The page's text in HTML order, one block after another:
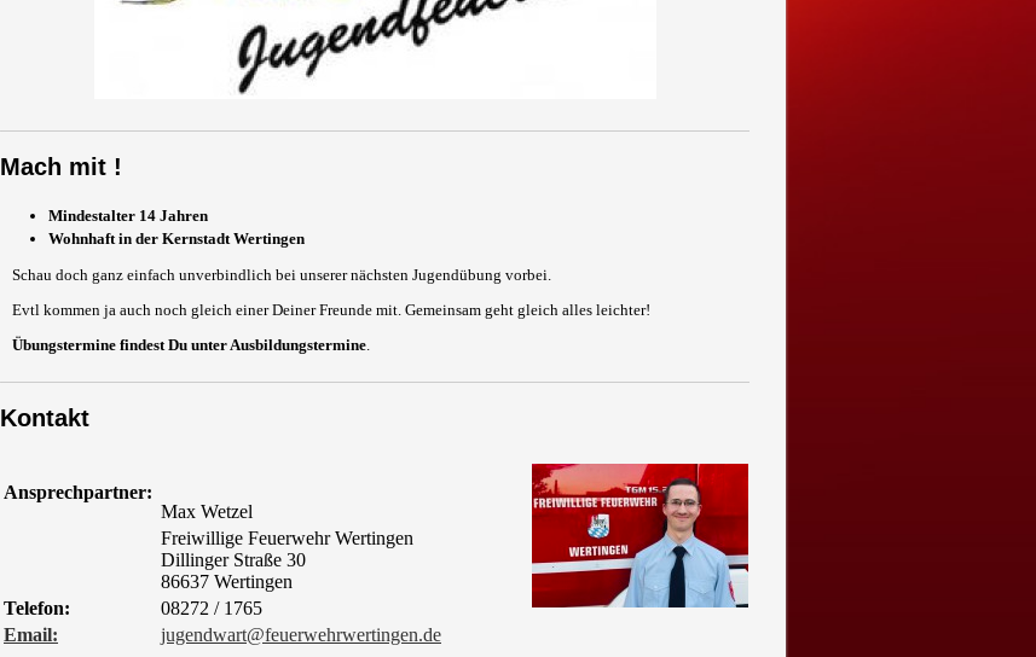
Mach mit !
Mindestalter 14 Jahren
Wohnhaft in der Kernstadt Wertingen
Schau doch ganz einfach unverbindlich bei unserer nächsten Jugendübung vorbei.
Evtl kommen ja auch noch gleich einer Deiner Freunde mit. Gemeinsam geht gleich alles leichter!
Übungstermine findest Du unter Ausbildungstermine.
Kontakt
Ansprechpartner:
Max Wetzel
Freiwillige Feuerwehr Wertingen
Dillinger Straße 30
86637 Wertingen
Telefon:
08272 / 1765
Email:
jugendwart@feuerwehrwertingen.de